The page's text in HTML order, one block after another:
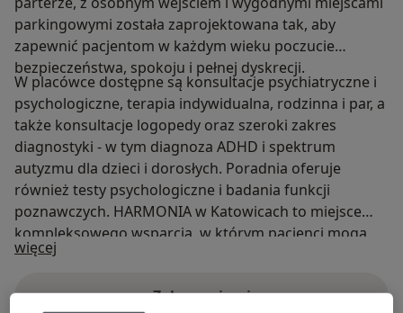
parkingowymi została zaprojektowana tak, aby
zapewnić pacjentom w każdym wieku poczucie
bezpieczeństwa, spokoju i pełnej dyskrecji.
W placówce dostępne są konsultacje psychiatryczne i
psychologiczne, terapia indywidualna, rodzinna i par, a
także konsultacje logopedy oraz szeroki zakres
diagnostyki - w tym diagnoza ADHD i spektrum
autyzmu dla dzieci i dorosłych. Poradnia oferuje
również testy psychologiczne i badania funkcji
poznawczych. HARMONIA w Katowicach to miejsce
kompleksowego wsparcia, w którym pacjenci mogą
liczyć na profesjonalną opiekę i indywidualne
więcej
Zobacz więcej